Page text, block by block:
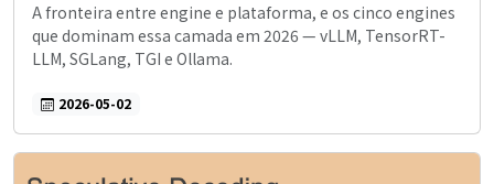
A fronteira entre engine e plataforma, e os cinco engines
que dominam essa camada em 2026 — vLLM, TensorRT-
LLM, SGLang, TGI e Ollama.
2026-05-02